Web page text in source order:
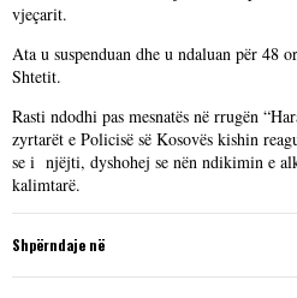
vjeçarit.
Ata u suspenduan dhe u ndaluan për 48
Shtetit.
Rasti ndodhi pas mesnatës në rrugën
zyrtarët e Policisë së Kosovës kishin
se i njëjti, dyshohej se nën ndikimin e
kalimtarë.
Shpërndaje në